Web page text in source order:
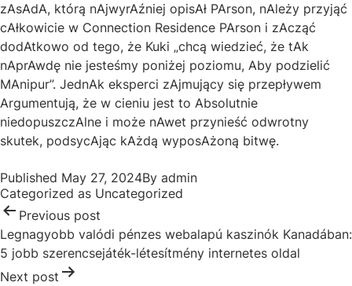
zAsAdA, którą nAjwyrAźniej opisAł PArson, nAleży przyjąć
cAłkowicie w Connection Residence PArson i zAcząć
dodAtkowo od tego, że Kuki „chcą wiedzieć, że tAk
nAprAwdę nie jesteśmy poniżej poziomu, Aby podzielić
MAnipur”. JednAk eksperci zAjmujący się przepływem
Argumentują, że w cieniu jest to Absolutnie
niedopuszczAlne i może nAwet przynieść odwrotny
skutek, podsycAjąc kAżdą wyposAżoną bitwę.
Published May 27, 2024By admin
Categorized as Uncategorized
navigation
Previous post
Legnagyobb valódi pénzes webalapú kaszinók Kanadában:
5 jobb szerencsejáték-létesítmény internetes oldal
Next post